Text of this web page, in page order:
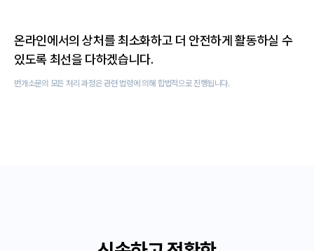
온라인에서의 상처를 최소화하고 더 안전하게 활동하실 수
있도록 최선을 다하겠습니다.
번개소문의 모든 처리 과정은 관련 법령에 의해 합법적으로 진행됩니다.